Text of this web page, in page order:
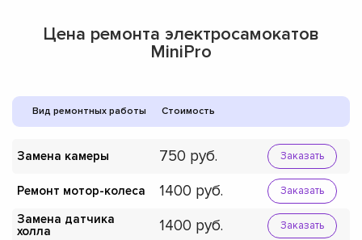
Цена ремонта электросамокатов
MiniPro
Вид ремонтных работы Стоимость
Замена камеры 750 Заказать
Ремонт мотор-колеса 1400 Заказать
Замена датчика
холла
1400 Заказать